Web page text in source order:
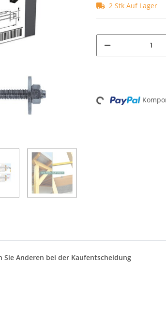
2 Stk Auf Lager
Loading...
Anderen bei der Kaufentscheidung